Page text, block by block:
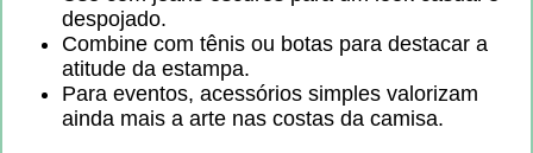
despojado.
Combine com tênis ou botas para destacar a
atitude da estampa.
Para eventos, acessórios simples valorizam
ainda mais a arte nas costas da camisa.